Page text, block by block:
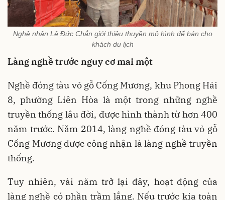
Nghệ nhân Lê Đức Chắn giới thiệu thuyền mô hình để bán cho
khách du lịch
Làng nghề trước nguy cơ mai một
Nghề đóng tàu vỏ gỗ Cống Mương, khu Phong Hải
8, phường Liên Hòa là một trong những nghề
truyền thống lâu đời, được hình thành từ hơn 400
năm trước. Năm 2014, làng nghề đóng tàu vỏ gỗ
Cống Mương được công nhận là làng nghề truyền
thống.
Tuy nhiên, vài năm trở lại đây, hoạt động của
làng nghề có phần trầm lắng. Nếu trước kia toàn